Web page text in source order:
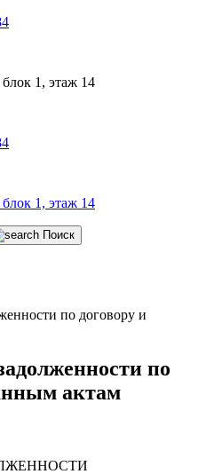
1, этаж 14
1, этаж 14
Поиск
по договору и
по
актам